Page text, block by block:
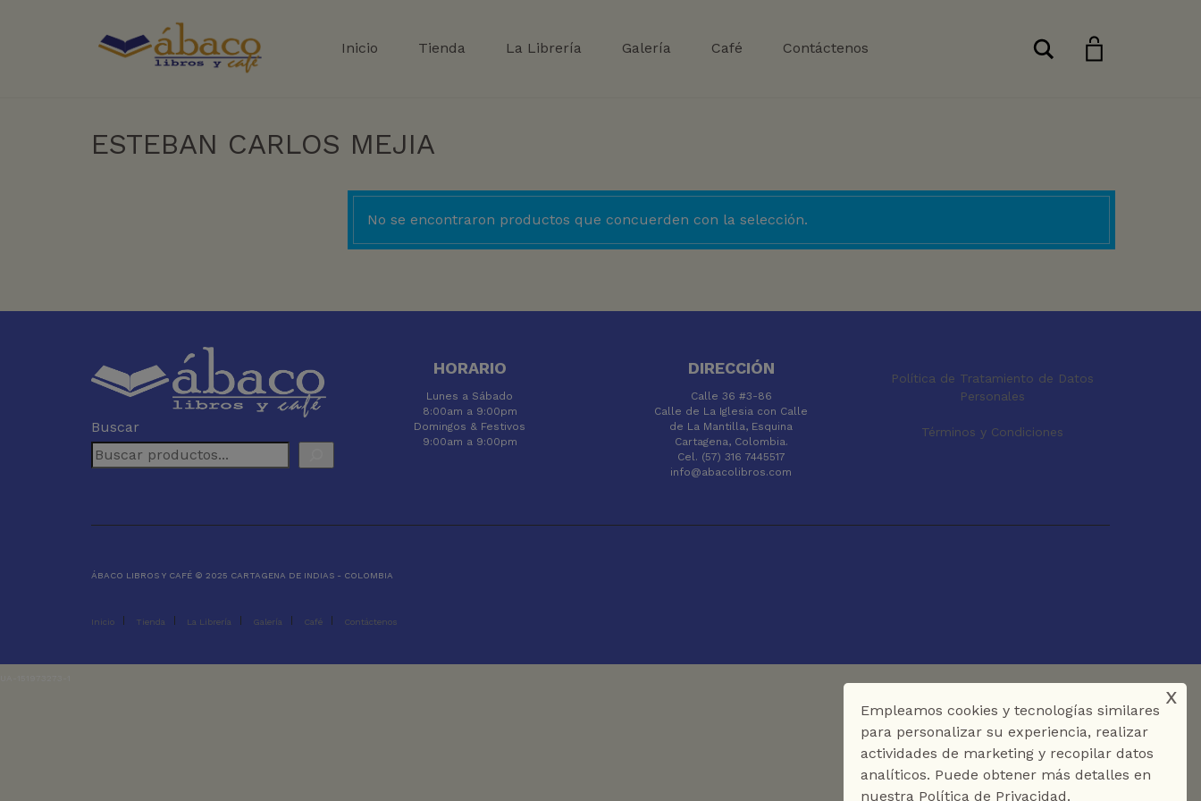
Inicio Tienda La Librería Galería Café Contáctenos Buscar
ESTEBAN CARLOS MEJIA
No se encontraron productos que concuerden con la selección.
Buscar
HORARIO
Lunes a Sábado
8:00am a 9:00pm
Domingos & Festivos
9:00am a 9:00pm
DIRECCIÓN
Calle 36 #3-86
Calle de La Iglesia con Calle
de La Mantilla, Esquina
Cartagena, Colombia.
Cel. (57) 316 7445517
info@abacolibros.com
Política de Tratamiento de Datos
Personales
Términos y Condiciones
ÁBACO LIBROS Y CAFÉ © 2025 CARTAGENA DE INDIAS - COLOMBIA
Inicio Tienda La Librería Galería Café Contáctenos
Empleamos cookies y tecnologías similares
para personalizar su experiencia, realizar
actividades de marketing y recopilar datos
analíticos. Puede obtener más detalles en
nuestra Política de Privacidad.
x